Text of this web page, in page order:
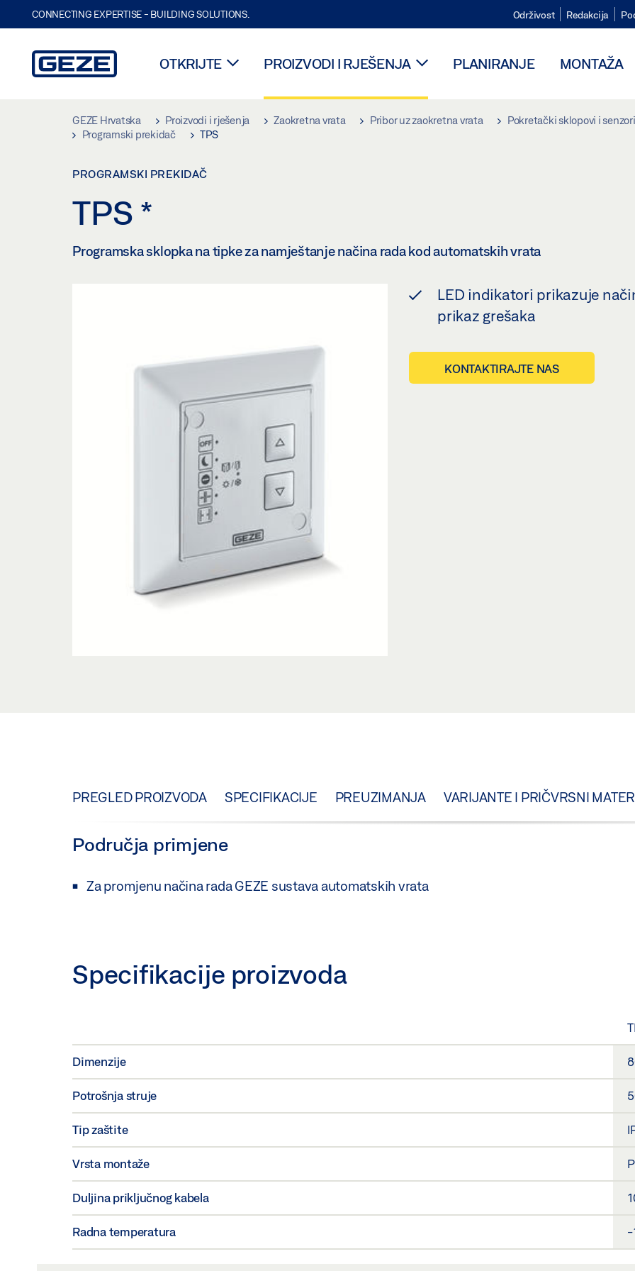
CONNECTING EXPERTISE - BUILDING SOLUTIONS. Održivost Redakcija
OTKRIJTE PROIZVODI I RJEŠENJA PLANIRANJE MONTAŽA
GEZE Hrvatska Proizvodi i rješenja Zaokretna vrata Pribor uz zaokretna vrata
Pokretački sklopovi i senzori
Programski prekidač
TPS
PROGRAMSKI PREKIDAČ
TPS *
Programska sklopka na tipke za namještanje načina rada kod automatskih vrata
LED indikatori prikazuje
prikaz grešaka
KONTAKTIRAJTE NAS
PREGLED PROIZVODA SPECIFIKACIJE PREUZIMANJA VARIJANTE I PRIČVRSNI
Područja primjene
Za promjenu načina rada GEZE sustava automatskih vrata
Specifikacije proizvoda
Dimenzije
Potrošnja struje
Tip zaštite
Vrsta montaže
Duljina priključnog kabela
Radna temperatura -